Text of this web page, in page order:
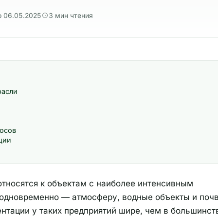
06.05.2025 3 мин чтения
к объектам с наиболее интенсивным
— атмосферу, водные объекты и
у таких предприятий шире, чем в